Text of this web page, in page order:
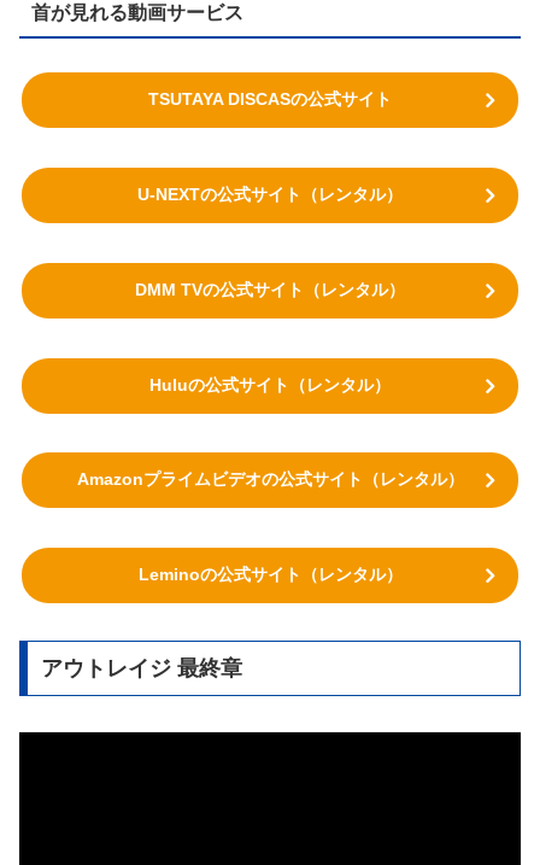
首が見れる動画サービス
TSUTAYA DISCASの公式サイト
U-NEXTの公式サイト（レンタル）
DMM TVの公式サイト（レンタル）
Huluの公式サイト（レンタル）
Amazonプライムビデオの公式サイト（レンタル）
Leminoの公式サイト（レンタル）
アウトレイジ 最終章